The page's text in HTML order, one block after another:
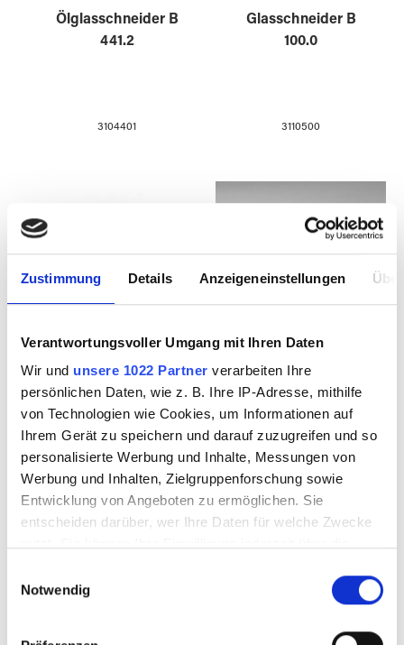
Zustimmung Details Anzeigeneinstellungen
Verantwortungsvoller Umgang mit Ihren Daten
Wir und unsere 1022 Partner verarbeiten Ihre
persönlichen Daten, wie z. B. Ihre IP-Adresse, mithilfe
von Technologien wie Cookies, um Informationen auf
Ihrem Gerät zu speichern und darauf zuzugreifen und so
personalisierte Werbung und Inhalte, Messungen von
Werbung und Inhalten, Zielgruppenforschung sowie
Entwicklung von Angeboten zu ermöglichen. Sie
entscheiden darüber, wer Ihre Daten für welche Zwecke
Trigger Symbol ändern oder widerrufen
Notwendig
Ölglasschneider B
441.2
3104401
Glasschneider B
100.0
3110500
Ersatzrosette B
101.0
102.0
3110502